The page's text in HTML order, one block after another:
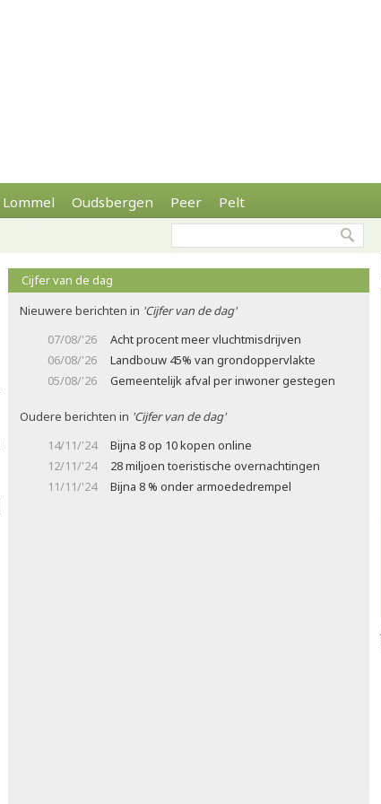
Lommel Oudsbergen Peer Pelt
Cijfer van de dag
Nieuwere berichten in 'Cijfer van de dag'
07/08/'26
Acht procent meer vluchtmisdrijven
06/08/'26
Landbouw 45% van grondoppervlakte
05/08/'26
Gemeentelijk afval per inwoner gestegen
Oudere berichten in 'Cijfer van de dag'
14/11/'24
Bijna 8 op 10 kopen online
12/11/'24
28 miljoen toeristische overnachtingen
11/11/'24
Bijna 8 % onder armoededrempel